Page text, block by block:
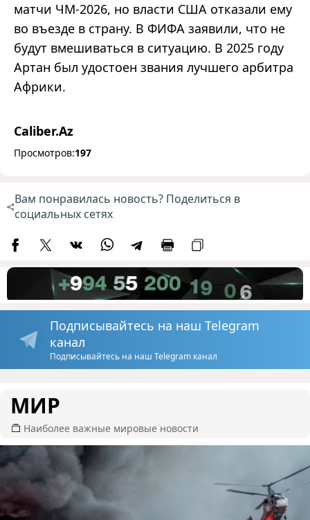
матчи ЧМ-2026, но власти США отказали ему
во въезде в страну. В ФИФА заявили, что не
будут вмешиваться в ситуацию. В 2025 году
Артан был удостоен звания лучшего арбитра
Африки.
Caliber.Az
Просмотров:197
Вам понравилась новость? Поделиться в
социальных сетях
Подписывайтесь на наш Telegram
канал
Подписывайтесь на наш Telegram канал
МИР
Наиболее важные мировые новости